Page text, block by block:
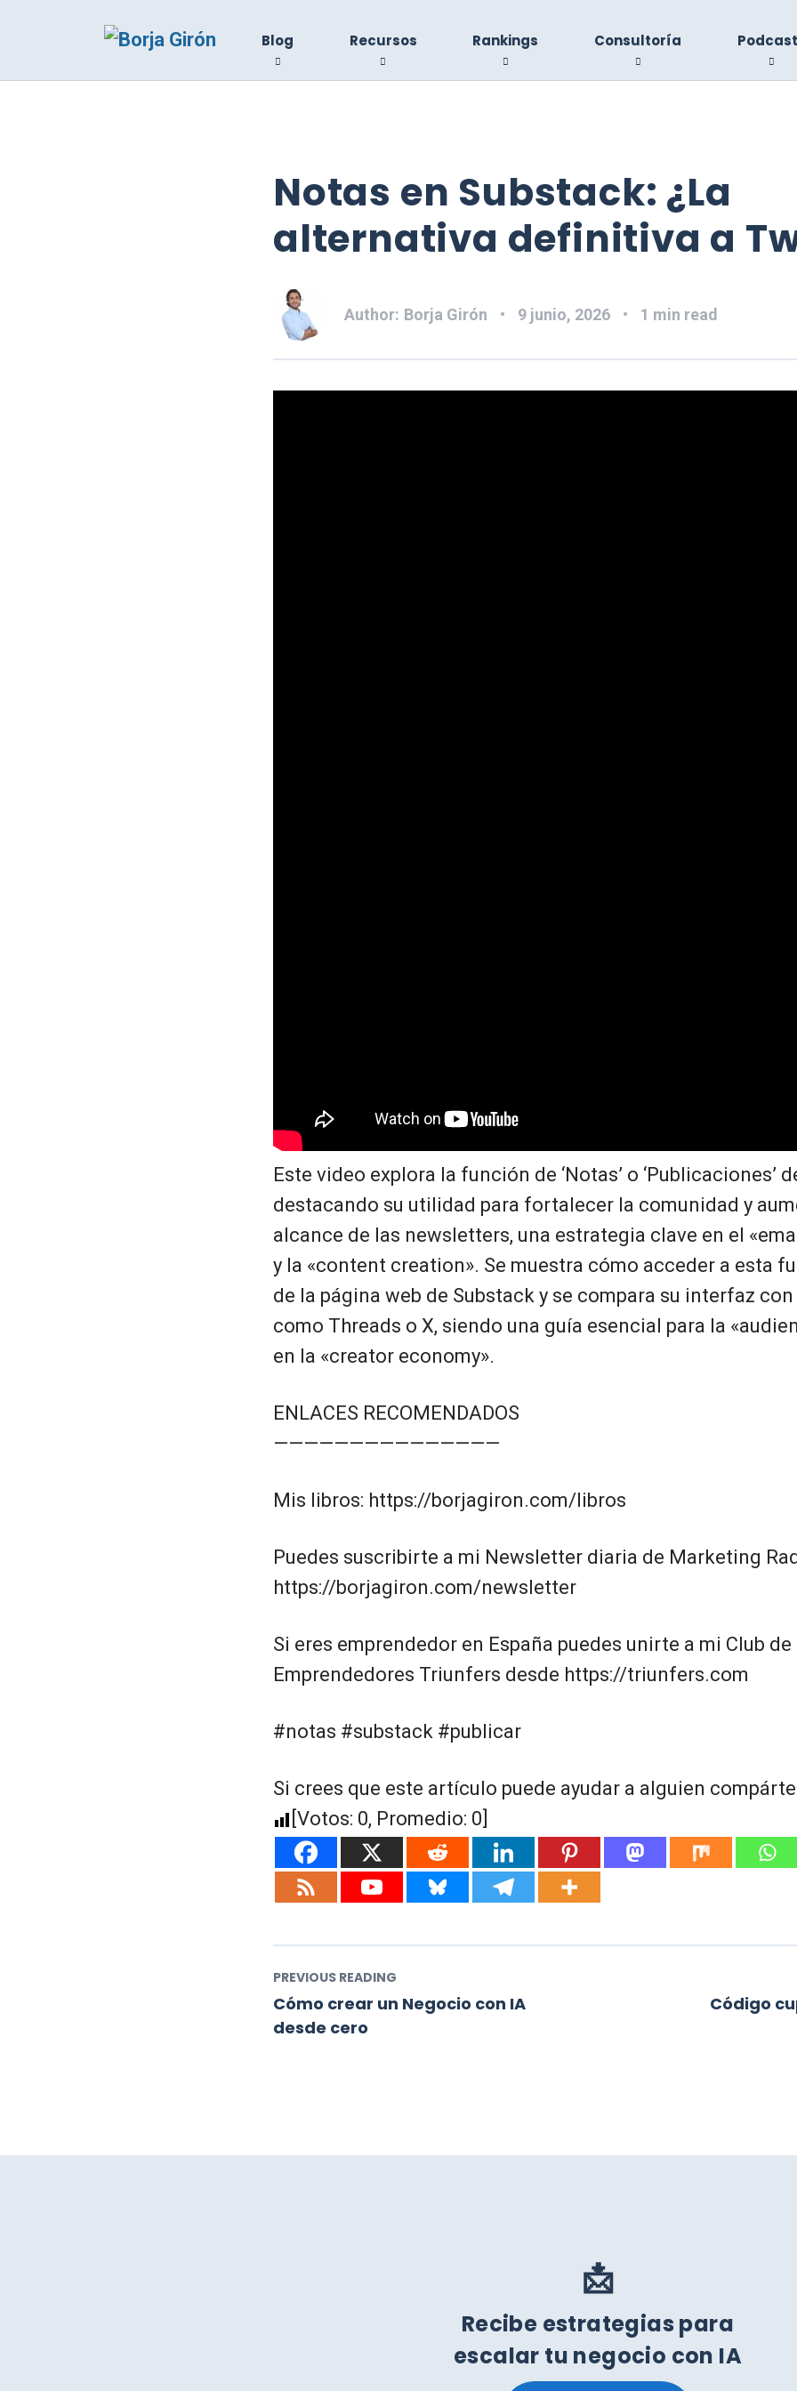
Blog Recursos Rankings Consultoría
Notas en Substack: ¿La
alternativa definitiva a
Author: Borja Girón 9 junio, 2026 1 min read
Este video explora la función de ‘Notas’ o ‘Publicaciones’
destacando su utilidad para fortalecer la comunidad y
alcance de las newsletters, una estrategia clave en el
y la «content creation». Se muestra cómo acceder a esta
de la página web de Substack y se compara su interfaz
como Threads o X, siendo una guía esencial para la
en la «creator economy».
ENLACES RECOMENDADOS
———————————————
Mis libros: https://borjagiron.com/libros
Puedes suscribirte a mi Newsletter diaria de Marketing
https://borjagiron.com/newsletter
Si eres emprendedor en España puedes unirte a mi Club de
Emprendedores Triunfers desde https://triunfers.com
#notas #substack #publicar
Si crees que este artículo puede ayudar a alguien
[Votos: 0, Promedio: 0
PREVIOUS READING
Cómo crear un Negocio con IA
desde cero
Código
📩
Recibe estrategias para
escalar tu negocio con IA